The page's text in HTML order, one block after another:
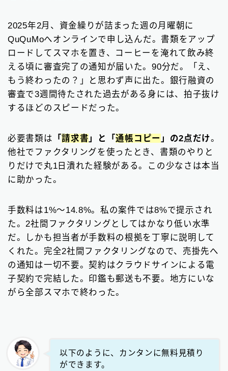
2025年2月、資金繰りが詰まった週の月曜朝に
QuQuMoへオンラインで申し込んだ。書類をアップ
ロードしてスマホを置き、コーヒーを淹れて飲み終
える頃に審査完了の通知が届いた。90分だ。「え、
もう終わったの？」と思わず声に出た。銀行融資の
審査で3週間待たされた過去がある身には、拍子抜け
するほどのスピードだった。
必要書類は 「請求書 」と「通帳コピー 」の2点だけ。
他社でファクタリングを使ったとき、書類のやりと
りだけで丸1日潰れた経験がある。この少なさは本当
に助かった。
手数料は1%〜14.8%。私の案件では8%で提示され
た。2社間ファクタリングとしてはかなり低い水準
だ。しかも担当者が手数料の根拠を丁寧に説明して
くれた。完全2社間ファクタリングなので、売掛先へ
の通知は一切不要。契約はクラウドサインによる電
子契約で完結した。印鑑も郵送も不要。地方にいな
がら全部スマホで終わった。
以下のように、カンタンに無料見積り
ができます。